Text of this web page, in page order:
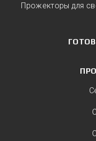
Прожекторы для